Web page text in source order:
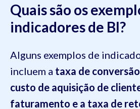
Quais são os
indicadores de BI?
Alguns exemplos de
incluem a taxa de
custo de aquisição de
faturamento e a taxa de